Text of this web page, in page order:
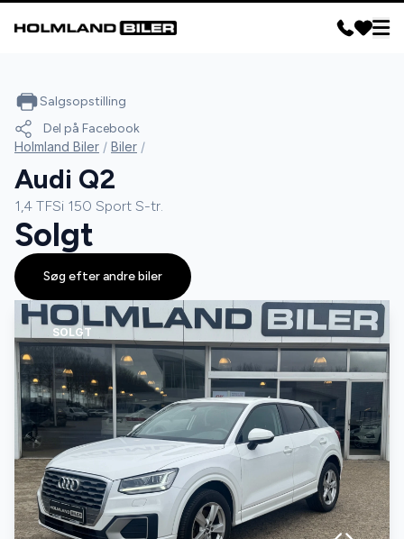
SOLGT
Salgsopstilling
Del på Facebook
Holmland Biler / Biler /
Audi Q2
1,4 TFSi 150 Sport S-tr.
Solgt
Søg efter andre biler